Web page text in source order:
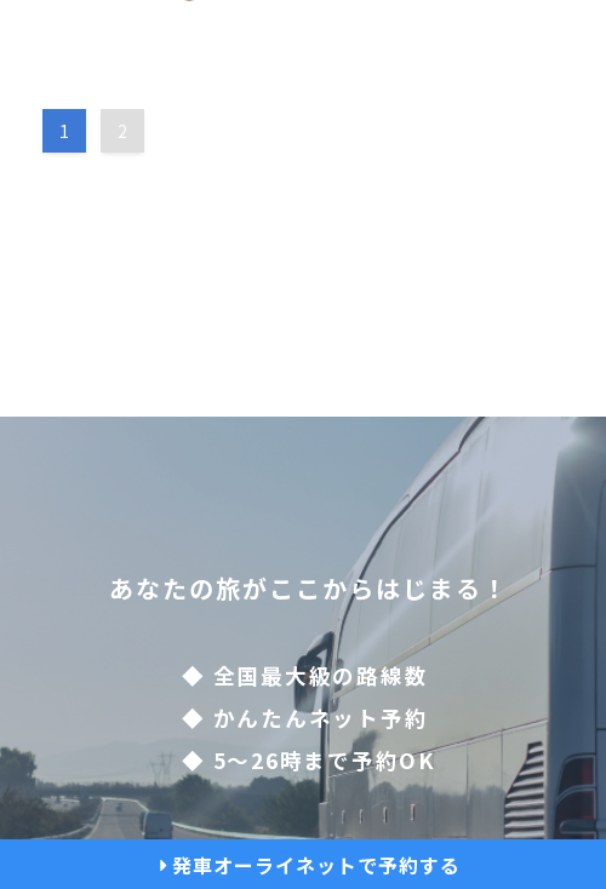
1 2
あなたの旅がここからはじまる！
◆ 全国最大級の路線数
◆ かんたんネット予約
◆ 5〜26時まで予約OK
発車オーライネットで予約する